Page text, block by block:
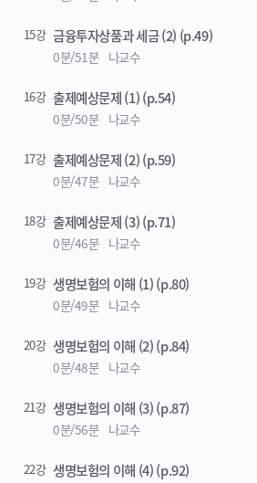
15강 금융투자상품과 세금 (2) (p.49)
0분/51분 나교수
16강 출제예상문제 (1) (p.54)
0분/50분 나교수
17강 출제예상문제 (2) (p.59)
0분/47분 나교수
18강 출제예상문제 (3) (p.71)
0분/46분 나교수
19강 생명보험의 이해 (1) (p.80)
0분/49분 나교수
20강 생명보험의 이해 (2) (p.84)
0분/48분 나교수
21강 생명보험의 이해 (3) (p.87)
0분/56분 나교수
22강 생명보험의 이해 (4) (p.92)